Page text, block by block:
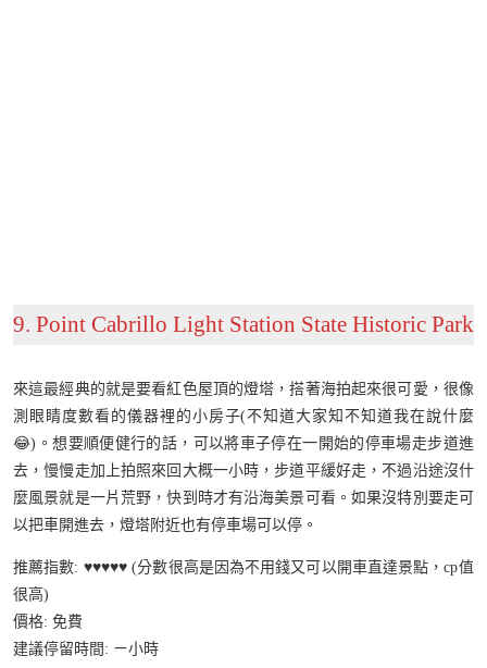
9. Point Cabrillo Light Station State Historic Park
來這最經典的就是要看紅色屋頂的燈塔，搭著海拍起來很可愛，很像
測眼睛度數看的儀器裡的小房子(不知道大家知不知道我在說什麼
😂)。想要順便健行的話，可以將車子停在一開始的停車場走步道進
去，慢慢走加上拍照來回大概一小時，步道平緩好走，不過沿途沒什
麼風景就是一片荒野，快到時才有沿海美景可看。如果沒特別要走可
以把車開進去，燈塔附近也有停車場可以停。
推薦指數: ♥️♥️♥️♥️♥️ (分數很高是因為不用錢又可以開車直達景點，cp值
很高)
價格: 免費
建議停留時間: ㄧ小時